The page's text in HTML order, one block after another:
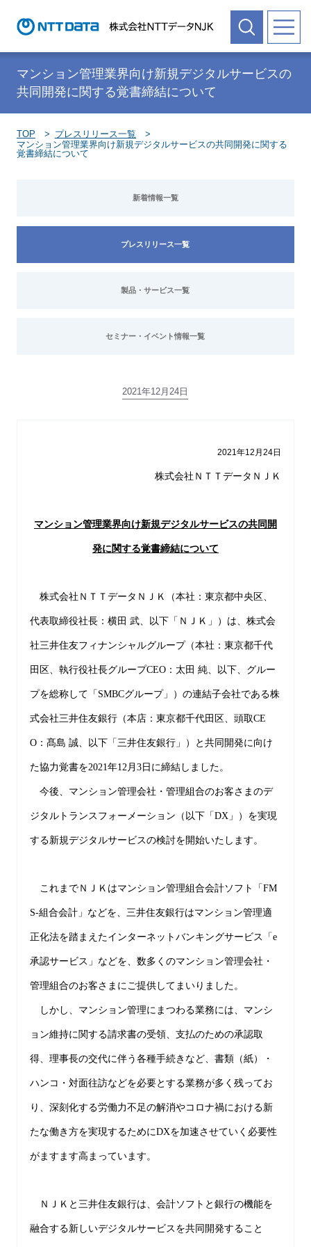
マンション管理業界向け新規デジタルサービスの
共同開発に関する覚書締結について
TOP
プレスリリース一覧
マンション管理業界向け新規デジタルサービスの共同開発に関する
覚書締結について
新着情報一覧
プレスリリース一覧
製品・サービス一覧
セミナー・イベント情報一覧
2021年12月24日
2021年12月24日
株式会社ＮＴＴデータＮＪＫ
マンション管理業界向け新規デジタルサービスの共同開
発に関する覚書締結について
株式会社ＮＴＴデータＮＪＫ（本社：東京都中央区、
代表取締役社長：横田 武、以下「ＮＪＫ」）は、株式会
社三井住友フィナンシャルグループ（本社：東京都千代
田区、執行役社長グループCEO：太田 純、以下、グルー
プを総称して「SMBCグループ」）の連結子会社である株
式会社三井住友銀行（本店：東京都千代田区、頭取CE
O：髙島 誠、以下「三井住友銀行」）と共同開発に向け
た協力覚書を2021年12月3日に締結しました。
今後、マンション管理会社・管理組合のお客さまのデ
ジタルトランスフォーメーション（以下「DX」）を実現
する新規デジタルサービスの検討を開始いたします。
これまでＮＪＫはマンション管理組合会計ソフト「FM
S-組合会計」などを、三井住友銀行はマンション管理適
正化法を踏まえたインターネットバンキングサービス「e
承認サービス」などを、数多くのマンション管理会社・
管理組合のお客さまにご提供してまいりました。
しかし、マンション管理にまつわる業務には、マンシ
ョン維持に関する請求書の受領、支払のための承認取
得、理事長の交代に伴う各種手続きなど、書類（紙）・
ハンコ・対面往訪などを必要とする業務が多く残ってお
り、深刻化する労働力不足の解消やコロナ禍における新
たな働き方を実現するためにDXを加速させていく必要性
がますます高まっています。
ＮＪＫと三井住友銀行は、会計ソフトと銀行の機能を
融合する新しいデジタルサービスを共同開発すること